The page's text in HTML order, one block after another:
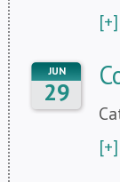
[+]
JUN
29
[+]